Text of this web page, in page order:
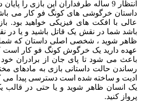
انتظار 9 ساله طرفداران این بازی را پایان داد ! بازی
داستان خرگوشی های کونگ فو کار می
عالی با افکت های فیزیکی خواهید بود.
باشد شما در نقش یک قاتل باشید و یا در
ظاهر شوید ، شخصی اصلی داستان که شما
عهده دارید یک خرگوش کونگ فو کار
باعث می شود تا پای جان از برادران خود
رساندن حالت داستانی بازی به مادهای
ادیت و ساخته شده است دسترسی پیدا می
یک انسان ظاهر شوید و یا حتی در قالب
پرواز کنید.